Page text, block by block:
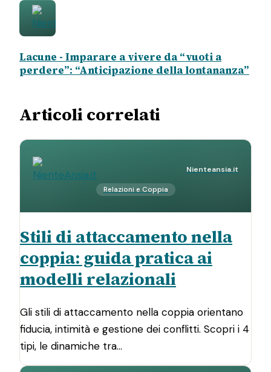
Lacune - Imparare a vivere da “vuoti a
perdere”: “Anticipazione della lontananza”
Articoli correlati
Nienteansia.it
Relazioni e Coppia
Stili di attaccamento nella
coppia: guida pratica ai
modelli relazionali
Gli stili di attaccamento nella coppia orientano
fiducia, intimità e gestione dei conflitti. Scopri i 4
tipi, le dinamiche tra…